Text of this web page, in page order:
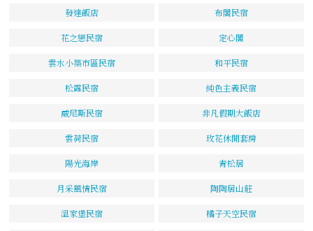
發達飯店 布閣民宿
花之戀民宿 定心閣
雲水小築市區民宿 和平民宿
松露民宿 純色主義民宿
威尼斯民宿 非凡假期大飯店
雲荷民宿 玫花休閒套房
陽光海岸 青松居
月采風情民宿 陶陶居山莊
溫家堡民宿 橘子天空民宿